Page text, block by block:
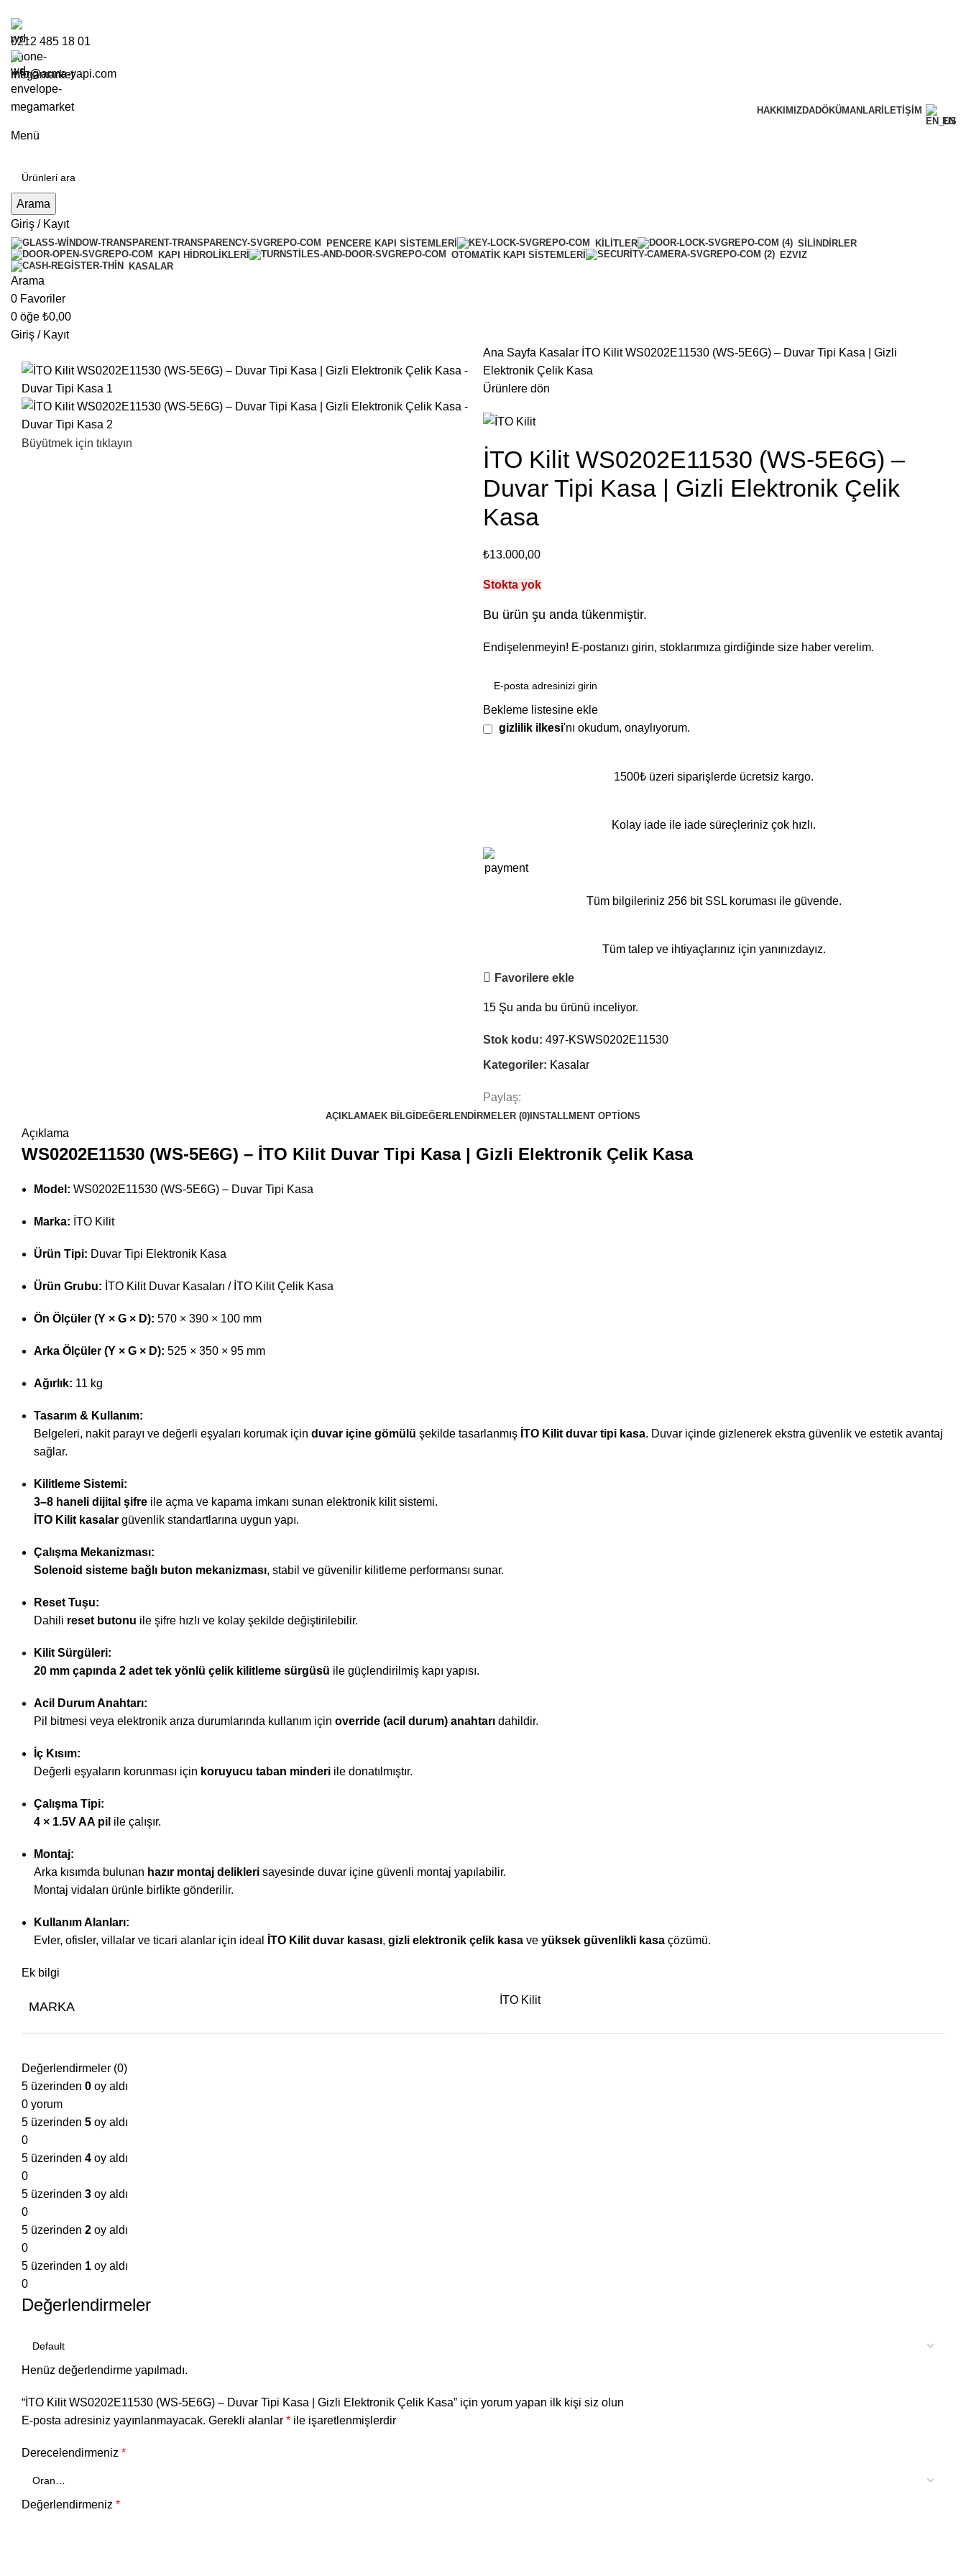
0212 485 18 01
info@arma-yapi.com
HAKKIMIZDADÖKÜMANLAR İLETIŞIM
EN
Menü
Arama
Giriş / Kayıt
PENCERE KAPI SISTEMLERI KILITLER
SILINDIRLER
KAPI HIDROLIKLERI
OTOMATIK KAPI SISTEMLERI
EZVIZ
KASALAR
Arama
0 Favoriler
0 öğe ₺0,00
Giriş / Kayıt
Büyütmek için tıklayın
Ana Sayfa Kasalar İTO Kilit WS0202E11530 (WS-5E6G) – Duvar Tipi Kasa | Gizli
Elektronik Çelik Kasa
Ürünlere dön
İTO Kilit WS0202E11530 (WS-5E6G) –
Duvar Tipi Kasa | Gizli Elektronik Çelik
Kasa
₺13.000,00
Stokta yok
Bu ürün şu anda tükenmiştir.
Endişelenmeyin! E-postanızı girin, stoklarımıza girdiğinde size haber verelim.
Bekleme listesine ekle
gizlilik ilkesi'nı okudum, onaylıyorum.
1500₺ üzeri siparişlerde ücretsiz kargo.
Kolay iade ile iade süreçleriniz çok hızlı.
Tüm bilgileriniz 256 bit SSL koruması ile güvende.
Tüm talep ve ihtiyaçlarınız için yanınızdayız.
Favorilere ekle
15 Şu anda bu ürünü inceliyor.
Stok kodu: 497-KSWS0202E11530
Kategoriler: Kasalar
Paylaş:
AÇIKLAMAEK BILGI DEĞERLENDIRMELER (0) INSTALLMENT OPTIONS
Açıklama
WS0202E11530 (WS-5E6G) – İTO Kilit Duvar Tipi Kasa | Gizli Elektronik Çelik Kasa
Model: WS0202E11530 (WS-5E6G) – Duvar Tipi Kasa
Marka: İTO Kilit
Ürün Tipi: Duvar Tipi Elektronik Kasa
Ürün Grubu: İTO Kilit Duvar Kasaları / İTO Kilit Çelik Kasa
Ön Ölçüler (Y × G × D): 570 × 390 × 100 mm
Arka Ölçüler (Y × G × D): 525 × 350 × 95 mm
Ağırlık: 11 kg
Tasarım & Kullanım:
Belgeleri, nakit parayı ve değerli eşyaları korumak için duvar içine gömülü şekilde tasarlanmış İTO Kilit duvar tipi kasa. Duvar içinde gizlenerek ekstra güvenlik ve estetik avantaj
sağlar.
Kilitleme Sistemi:
3–8 haneli dijital şifre ile açma ve kapama imkanı sunan elektronik kilit sistemi.
İTO Kilit kasalar güvenlik standartlarına uygun yapı.
Çalışma Mekanizması:
Solenoid sisteme bağlı buton mekanizması, stabil ve güvenilir kilitleme performansı sunar.
Reset Tuşu:
Dahili reset butonu ile şifre hızlı ve kolay şekilde değiştirilebilir.
Kilit Sürgüleri:
20 mm çapında 2 adet tek yönlü çelik kilitleme sürgüsü ile güçlendirilmiş kapı yapısı.
Acil Durum Anahtarı:
Pil bitmesi veya elektronik arıza durumlarında kullanım için override (acil durum) anahtarı dahildir.
İç Kısım:
Değerli eşyaların korunması için koruyucu taban minderi ile donatılmıştır.
Çalışma Tipi:
4 × 1.5V AA pil ile çalışır.
Montaj:
Arka kısımda bulunan hazır montaj delikleri sayesinde duvar içine güvenli montaj yapılabilir.
Montaj vidaları ürünle birlikte gönderilir.
Kullanım Alanları:
Evler, ofisler, villalar ve ticari alanlar için ideal
İTO Kilit duvar kasası, gizli elektronik çelik kasa ve yüksek güvenlikli kasa çözümü.
Ek bilgi
MARKA İTO Kilit
Değerlendirmeler (0)
5 üzerinden 0 oy aldı
0 yorum
5 üzerinden 5 oy aldı
0
5 üzerinden 4 oy aldı
0
5 üzerinden 3 oy aldı
0
5 üzerinden 2 oy aldı
0
5 üzerinden 1 oy aldı
0
Değerlendirmeler
Henüz değerlendirme yapılmadı.
“İTO Kilit WS0202E11530 (WS-5E6G) – Duvar Tipi Kasa | Gizli Elektronik Çelik Kasa” için yorum yapan ilk kişi siz olun
E-posta adresiniz yayınlanmayacak. Gerekli alanlar * ile işaretlenmişlerdir
Derecelendirmeniz *
Değerlendirmeniz *